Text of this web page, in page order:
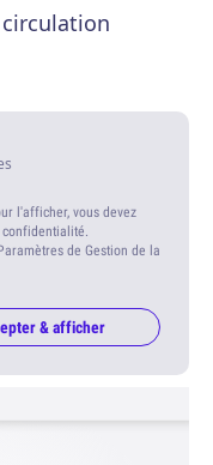
l'afficher, vous devez
confidentialité.
de Gestion de la
& afficher